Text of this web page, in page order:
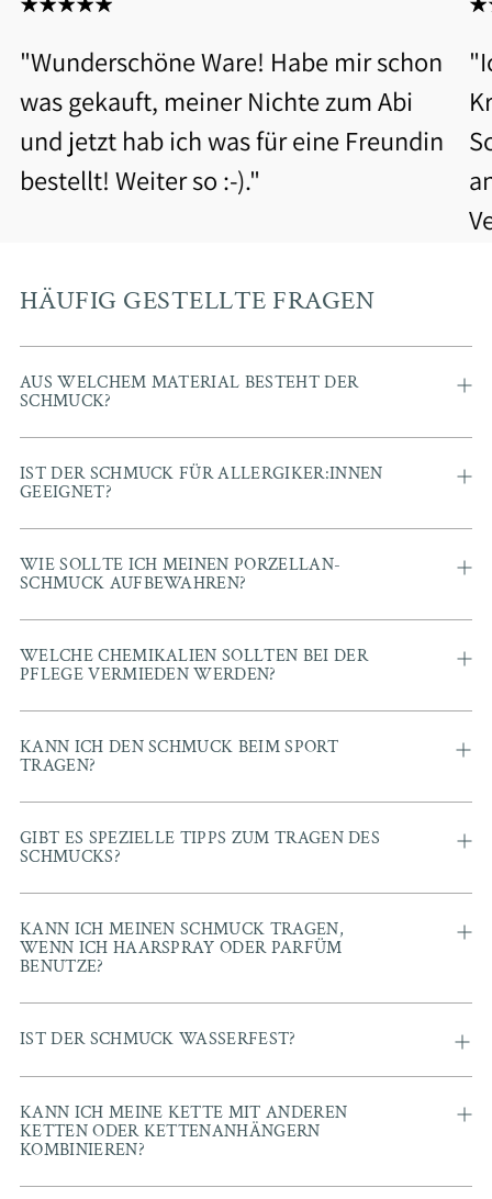
"Wunderschöne Ware! Habe mir schon
was gekauft, meiner Nichte zum Abi
und jetzt hab ich was für eine Freundin
bestellt! Weiter so :-)."
HÄUFIG GESTELLTE FRAGEN
AUS WELCHEM MATERIAL BESTEHT DER
SCHMUCK?
IST DER SCHMUCK FÜR ALLERGIKER:INNEN
GEEIGNET?
WIE SOLLTE ICH MEINEN PORZELLAN-
SCHMUCK AUFBEWAHREN?
WELCHE CHEMIKALIEN SOLLTEN BEI DER
PFLEGE VERMIEDEN WERDEN?
KANN ICH DEN SCHMUCK BEIM SPORT
TRAGEN?
GIBT ES SPEZIELLE TIPPS ZUM TRAGEN DES
SCHMUCKS?
KANN ICH MEINEN SCHMUCK TRAGEN,
WENN ICH HAARSPRAY ODER PARFÜM
BENUTZE?
IST DER SCHMUCK WASSERFEST?
KANN ICH MEINE KETTE MIT ANDEREN
KETTEN ODER KETTENANHÄNGERN
KOMBINIEREN?